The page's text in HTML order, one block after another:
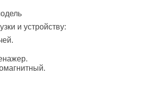
и устройству: